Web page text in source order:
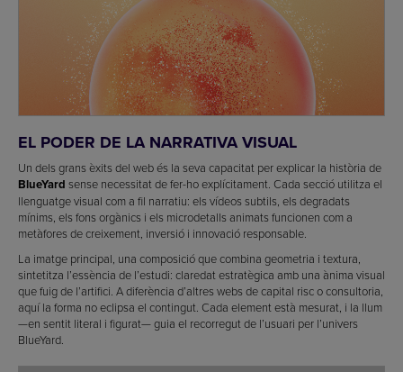
EL PODER DE LA NARRATIVA VISUAL
Un dels grans èxits del web és la seva capacitat per explicar la història de
BlueYard sense necessitat de fer-ho explícitament. Cada secció utilitza el
llenguatge visual com a fil narratiu: els vídeos subtils, els degradats
mínims, els fons orgànics i els microdetalls animats funcionen com a
metàfores de creixement, inversió i innovació responsable.
La imatge principal, una composició que combina geometria i textura,
sintetitza l’essència de l’estudi: claredat estratègica amb una ànima visual
que fuig de l’artifici. A diferència d’altres webs de capital risc o consultoria,
aquí la forma no eclipsa el contingut. Cada element està mesurat, i la llum
—en sentit literal i figurat— guia el recorregut de l’usuari per l’univers
BlueYard.